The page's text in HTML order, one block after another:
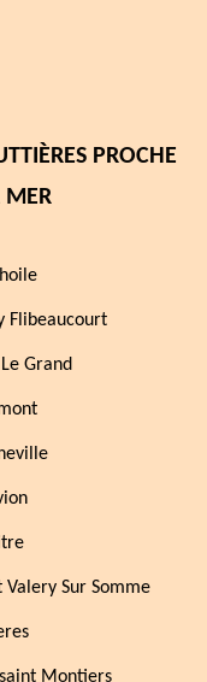
PROCHE
MER
Flibeaucourt
Grand
Sur Somme
Montiers